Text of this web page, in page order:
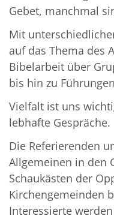
Gebet, manchmal
Mit
auf das Thema des
Bibelarbeit über
bis hin zu
Vielfalt ist uns
lebhafte Gespräche.
Die Referierenden
Allgemeinen in den
Schaukästen der
Kirchengemeinden
Interessierte